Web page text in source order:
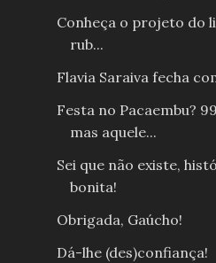
Conheça o projeto do
rub...
Flavia Saraiva fecha
Festa no Pacaembu?
mas aquele...
Sei que não existe,
bonita!
Obrigada, Gaúcho!
Dá-lhe (des)confiança!